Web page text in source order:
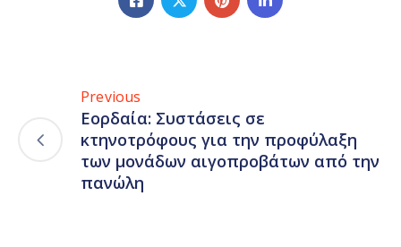
Previous
Εορδαία: Συστάσεις σε
κτηνοτρόφους για την προφύλαξη
των μονάδων αιγοπροβάτων από την
πανώλη